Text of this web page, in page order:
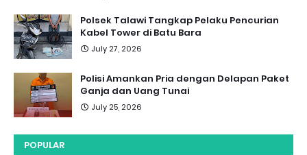
Polsek Talawi Tangkap Pelaku Pencurian
Kabel Tower di Batu Bara
July 27, 2026
Polisi Amankan Pria dengan Delapan Paket
Ganja dan Uang Tunai
July 25, 2026
POPULAR